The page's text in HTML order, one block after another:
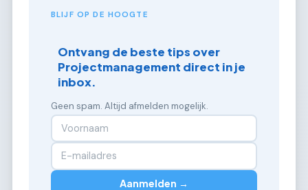
BLIJF OP DE HOOGTE
Ontvang de beste tips over
Projectmanagement direct in je
inbox.
Geen spam. Altijd afmelden mogelijk.
Aanmelden →